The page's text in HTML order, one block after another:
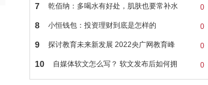
0
7 乾佰纳：多喝水有好处，肌肤也要常补水
0
8 小恒钱包：投资理财到底是怎样的
0
9 探讨教育未来新发展 2022央广网教育峰
0
10 自媒体软文怎么写？ 软文发布后如何拥